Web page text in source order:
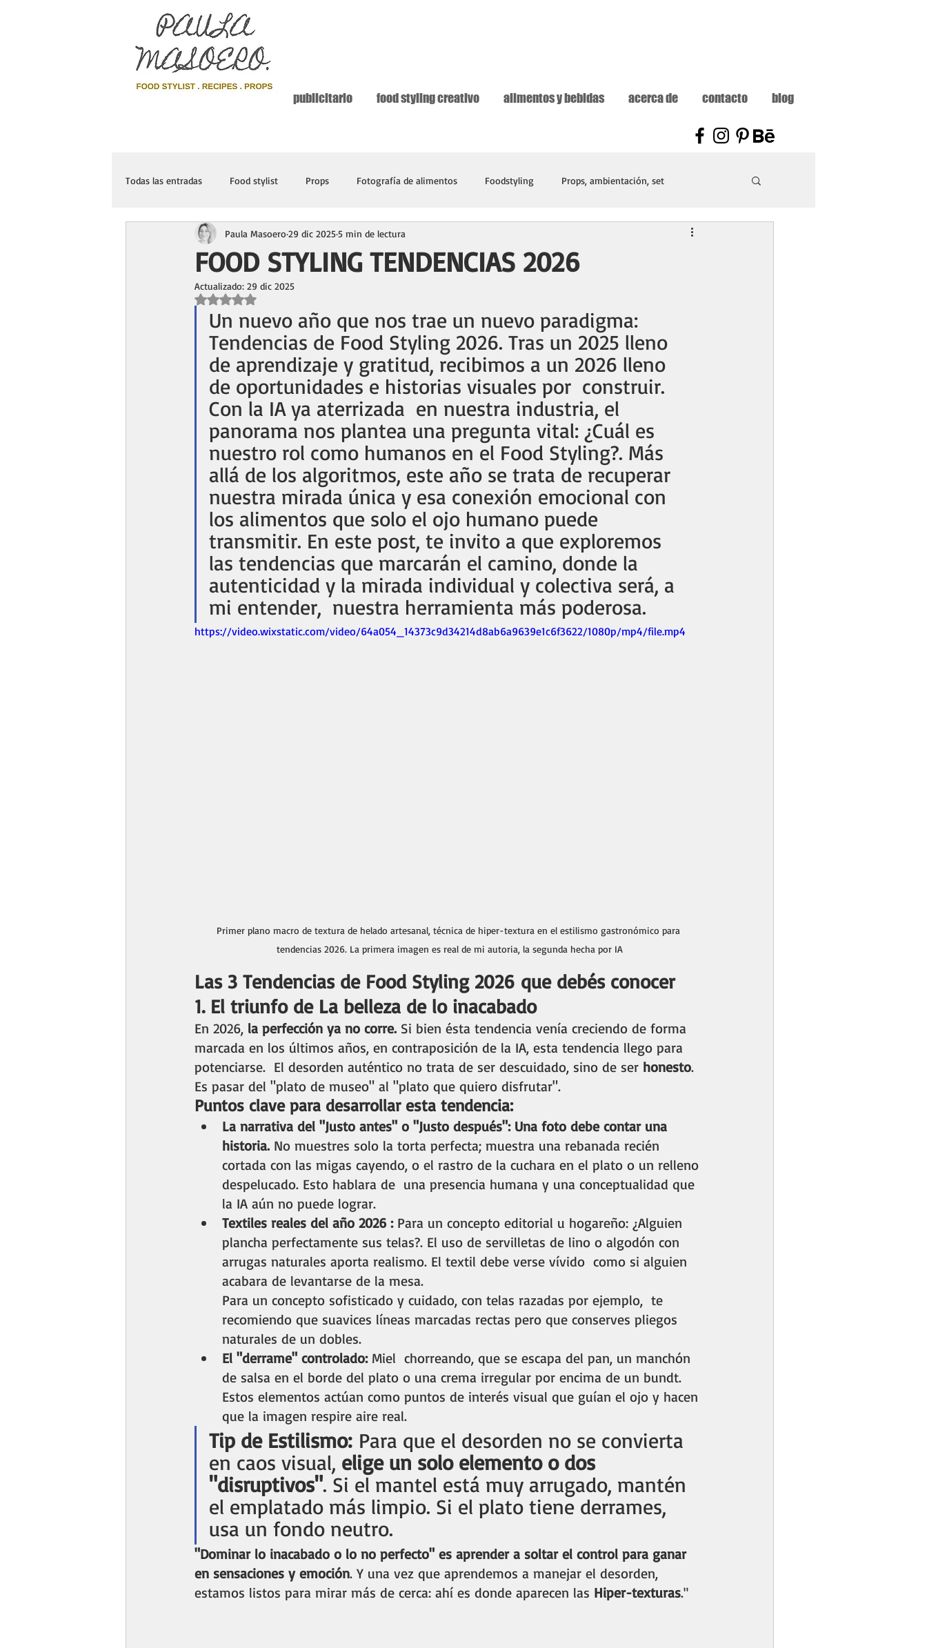
publicitario food styling creativo alimentos y bebidas acerca de contacto blog
Todas las entradas Food stylist Props Fotografía de alimentos Foodstyling Props, ambientación, set
FOOD STYLING TENDENCIAS 2026
Paula Masoero 29 dic 20255 min de lectura
Actualizado: 29 dic 2025
Obtuvo NaN de 5 estrellas.
Un nuevo año que nos trae un nuevo paradigma:
Tendencias de Food Styling 2026. Tras un 2025 lleno
de aprendizaje y gratitud, recibimos a un 2026 lleno
de oportunidades e historias visuales por  construir.
Con la IA ya aterrizada  en nuestra industria, el
panorama nos plantea una pregunta vital: ¿Cuál es
nuestro rol como humanos en el Food Styling?. Más
allá de los algoritmos, este año se trata de recuperar
nuestra mirada única y esa conexión emocional con
los alimentos que solo el ojo humano puede
transmitir. En este post, te invito a que exploremos
las tendencias que marcarán el camino, donde la
autenticidad y la mirada individual y colectiva será, a
mi entender,  nuestra herramienta más poderosa.
https://video.wixstatic.com/video/64a054_14373c9d34214d8ab6a9639e1c6f3622/1080p/mp4/file.mp4
Primer plano macro de textura de helado artesanal, técnica de hiper-textura en el estilismo gastronómico para
tendencias 2026. La primera imagen es real de mi autoria, la segunda hecha por IA
Las 3 Tendencias de Food Styling 2026 que debés conocer
1. El triunfo de La belleza de lo inacabado
En 2026, la perfección ya no corre. Si bien ésta tendencia venía creciendo de forma
marcada en los últimos años, en contraposición de la IA, esta tendencia llego para
potenciarse.  El desorden auténtico no trata de ser descuidado, sino de ser honesto.
Es pasar del "plato de museo" al "plato que quiero disfrutar".
Puntos clave para desarrollar esta tendencia:
La narrativa del "Justo antes" o "Justo después": Una foto debe contar una
historia. No muestres solo la torta perfecta; muestra una rebanada recién
cortada con las migas cayendo, o el rastro de la cuchara en el plato o un relleno
despelucado. Esto hablara de  una presencia humana y una conceptualidad que
la IA aún no puede lograr.
Textiles reales del año 2026 : Para un concepto editorial u hogareño: ¿Alguien
plancha perfectamente sus telas?. El uso de servilletas de lino o algodón con
arrugas naturales aporta realismo. El textil debe verse vívido  como si alguien
acabara de levantarse de la mesa.
Para un concepto sofisticado y cuidado, con telas razadas por ejemplo,  te
recomiendo que suavices líneas marcadas rectas pero que conserves pliegos
naturales de un dobles.
El "derrame" controlado: Miel  chorreando, que se escapa del pan, un manchón
de salsa en el borde del plato o una crema irregular por encima de un bundt.
Estos elementos actúan como puntos de interés visual que guían el ojo y hacen
que la imagen respire aire real.
Tip de Estilismo: Para que el desorden no se convierta
en caos visual, elige un solo elemento o dos
"disruptivos". Si el mantel está muy arrugado, mantén
el emplatado más limpio. Si el plato tiene derrames,
usa un fondo neutro.
"Dominar lo inacabado o lo no perfecto" es aprender a soltar el control para ganar
en sensaciones y emoción. Y una vez que aprendemos a manejar el desorden,
estamos listos para mirar más de cerca: ahí es donde aparecen las Hiper-texturas."